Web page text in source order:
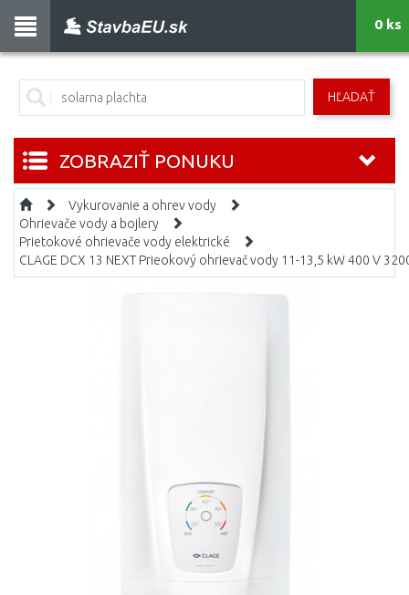
HĽADAŤ
0 ks
ZOBRAZIŤ PONUKU
Vykurovanie a ohrev vody
Ohrievače vody a bojlery
Prietokové ohrievače vody elektrické
CLAGE DCX 13 NEXT Prieokový ohrievač vody 11-13,5 kW 400 V